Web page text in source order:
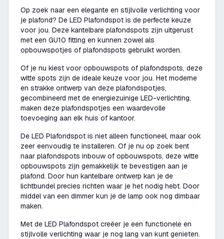
Op zoek naar een elegante en stijlvolle verlichting voor
je plafond? De LED Plafondspot is de perfecte keuze
voor jou. Deze kantelbare plafondspots zijn uitgerust
met een GU10 fitting en kunnen zowel als
opbouwspotjes of plafondspots gebruikt worden.
Of je nu kiest voor opbouwspots of plafondspots, deze
witte spots zijn de ideale keuze voor jou. Het moderne
en strakke ontwerp van deze plafondspotjes,
gecombineerd met de energiezuinige LED-verlichting,
maken deze plafondspotjes een waardevolle
toevoeging aan elk huis of kantoor.
De LED Plafondspot is niet alleen functioneel, maar ook
zeer eenvoudig te installeren. Of je nu op zoek bent
naar plafondspots inbouw of opbouwspots, deze witte
opbouwspots zijn gemakkelijk te bevestigen aan je
plafond. Door hun kantelbare ontwerp kan je de
lichtbundel precies richten waar je het nodig hebt. Door
middel van een dimmer kun je de lamp ook nog dimbaar
maken.
Met de LED Plafondspot creëer je een functionele en
stijlvolle verlichting waar je nog lang van kunt genieten.